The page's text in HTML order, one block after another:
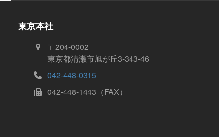
東京本社
〒204-0002
東京都清瀬市旭が丘3-343-46
042-448-0315
042-448-1443（FAX）